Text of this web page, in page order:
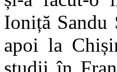
Ioniță Sandu
apoi la